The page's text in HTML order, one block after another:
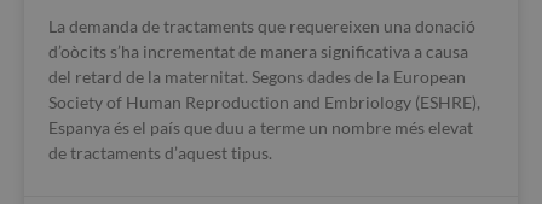
La demanda de tractaments que requereixen una donació
d’oòcits s’ha incrementat de manera significativa a causa
del retard de la maternitat. Segons dades de la European
Society of Human Reproduction and Embriology (ESHRE),
Espanya és el país que duu a terme un nombre més elevat
de tractaments d’aquest tipus.